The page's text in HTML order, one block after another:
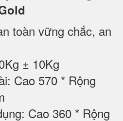
toàn vững chắc, an
± 10Kg
Cao 570 * Rộng
Cao 360 * Rộng